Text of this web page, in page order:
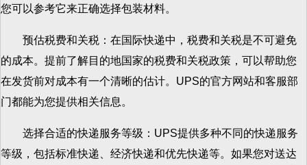
您可以参考它来正确选择包装材料。
预估税费和关税：在国际快递中，税费和关税是不可避免
的成本。提前了解目的地国家的税费和关税政策，可以帮助您
在发货前对成本有一个清晰的估计。UPS的官方网站和客服部
门都能为您提供相关信息。
选择合适的快递服务等级：UPS提供多种不同的快递服务
等级，包括标准快递、经济快递和优先快递等。如果您对送达